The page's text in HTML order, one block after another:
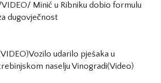
Minić u Ribniku dobio formulu
dugovječnost
udarilo pješaka u
naselju Vinogradi(Video)